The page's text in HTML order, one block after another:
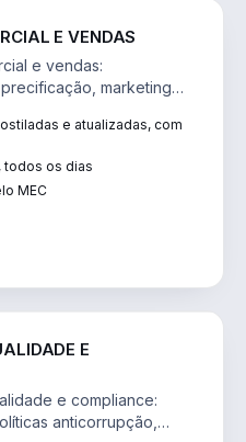
E VENDAS
e vendas:
marketing
e atualizadas, com
todos os dias
MEC
E
e compliance:
anticorrupção,